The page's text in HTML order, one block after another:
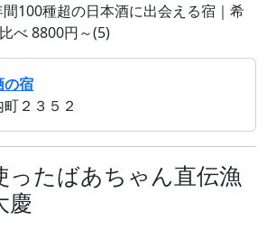
間100種超の日本酒に出会える宿｜希
べ 8800円～(5)
宿
２３５２
ったばあちゃん直伝漁
慶